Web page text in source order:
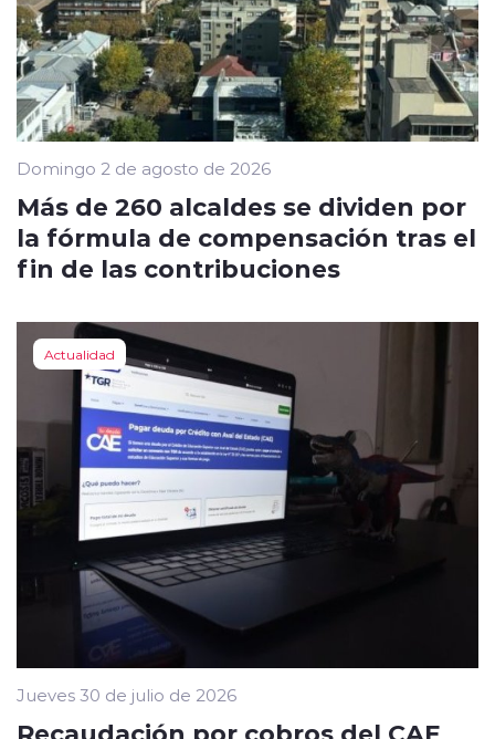
Domingo 2 de agosto de 2026
Más de 260 alcaldes se dividen por
la fórmula de compensación tras el
fin de las contribuciones
Actualidad
Jueves 30 de julio de 2026